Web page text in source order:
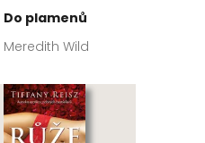
Do plamenů
Meredith Wild